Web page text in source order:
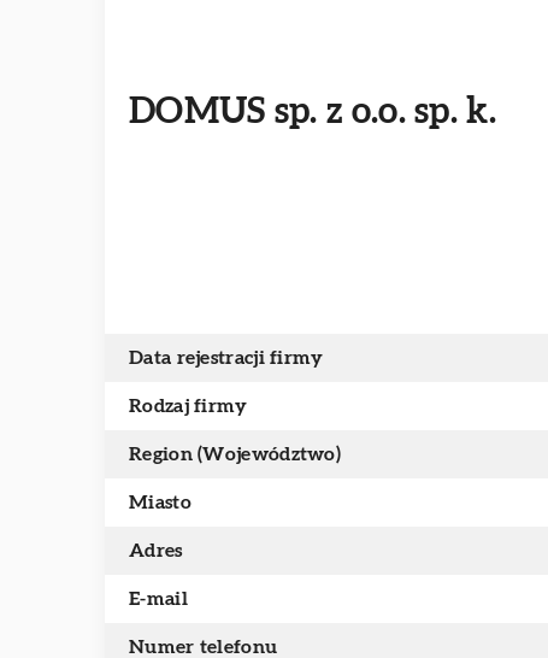
DOMUS sp. z o.o. sp. k.
Data rejestracji firmy
Rodzaj firmy
Region (Województwo)
Miasto
Adres
E-mail
Numer telefonu